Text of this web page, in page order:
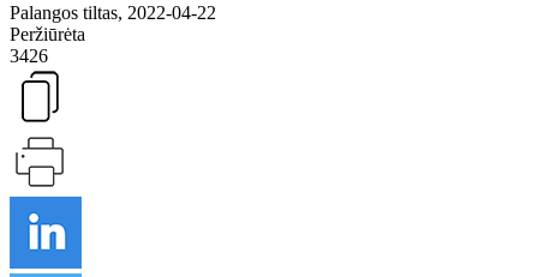
Palangos tiltas, 2022-04-22
Peržiūrėta
3426